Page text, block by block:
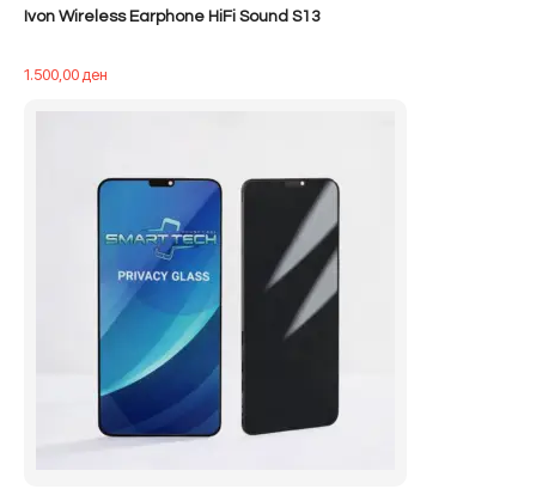
Ivon Wireless Earphone HiFi Sound S13
1.500,00ден